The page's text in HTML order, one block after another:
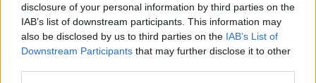
disclosure of your personal information by third parties on the
IAB’s list of downstream participants. This information may
also be disclosed by us to third parties on the IAB’s List of
Downstream Participants that may further disclose it to other